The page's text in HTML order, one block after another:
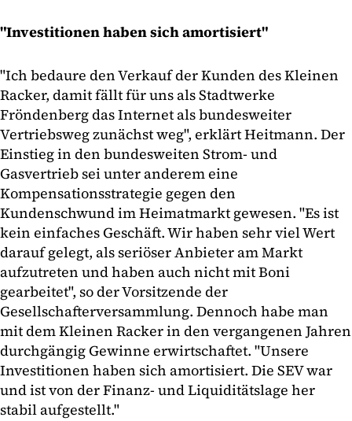
"Investitionen haben sich amortisiert"
"Ich bedaure den Verkauf der Kunden des Kleinen
Racker, damit fällt für uns als Stadtwerke
Fröndenberg das Internet als bundesweiter
Vertriebsweg zunächst weg", erklärt Heitmann. Der
Einstieg in den bundesweiten Strom- und
Gasvertrieb sei unter anderem eine
Kompensationsstrategie gegen den
Kundenschwund im Heimatmarkt gewesen. "Es ist
kein einfaches Geschäft. Wir haben sehr viel Wert
darauf gelegt, als seriöser Anbieter am Markt
aufzutreten und haben auch nicht mit Boni
gearbeitet", so der Vorsitzende der
Gesellschafterversammlung. Dennoch habe man
mit dem Kleinen Racker in den vergangenen Jahren
durchgängig Gewinne erwirtschaftet. "Unsere
Investitionen haben sich amortisiert. Die SEV war
und ist von der Finanz- und Liquiditätslage her
stabil aufgestellt."